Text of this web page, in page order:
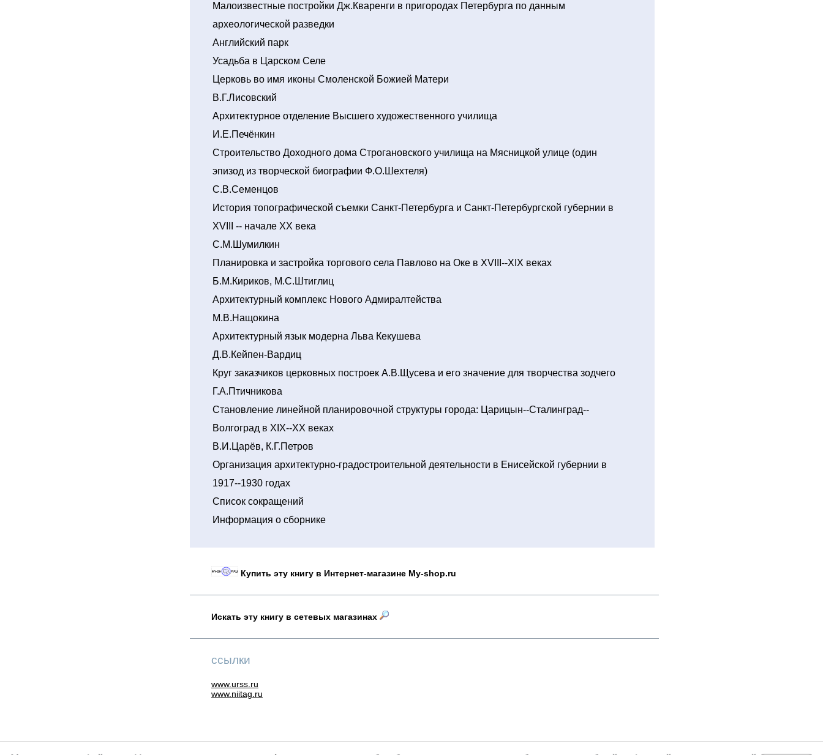
Малоизвестные постройки Дж.Кваренги в пригородах Петербурга по данным
археологической разведки
Английский парк
Усадьба в Царском Селе
Церковь во имя иконы Смоленской Божией Матери
В.Г.Лисовский
Архитектурное отделение Высшего художественного училища
И.Е.Печёнкин
Строительство Доходного дома Строгановского училища на Мясницкой улице (один
эпизод из творческой биографии Ф.О.Шехтеля)
С.В.Семенцов
История топографической съемки Санкт-Петербурга и Санкт-Петербургской губернии в
XVIII -- начале XX века
С.М.Шумилкин
Планировка и застройка торгового села Павлово на Оке в XVIII--XIX веках
Б.М.Кириков, М.С.Штиглиц
Архитектурный комплекс Нового Адмиралтейства
М.В.Нащокина
Архитектурный язык модерна Льва Кекушева
Д.В.Кейпен-Вардиц
Круг заказчиков церковных построек А.В.Щусева и его значение для творчества зодчего
Г.А.Птичникова
Становление линейной планировочной структуры города: Царицын--Сталинград--
Волгоград в XIX--XX веках
В.И.Царёв, К.Г.Петров
Организация архитектурно-градостроительной деятельности в Енисейской губернии в
1917--1930 годах
Список сокращений
Информация о сборнике
Купить эту книгу в Интернет-магазине My-shop.ru
Искать эту книгу в сетевых магазинах
ссылки
www.urss.ru
www.niitag.ru